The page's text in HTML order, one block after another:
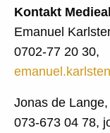
Kontakt
Emanuel
0702-77 20 30,
Jonas de
073-673 04 78,